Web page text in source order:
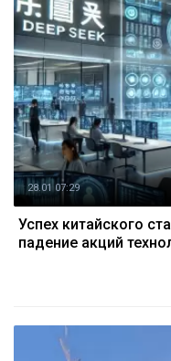
28.01 07:29
Успех китайского
падение акций